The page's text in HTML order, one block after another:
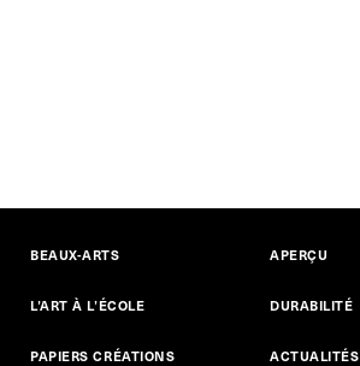
BEAUX-ARTS
L’ART À L’ÉCOLE
PAPIERS CRÉATIONS
APERÇU
DURABILITÉ
ACTUALITÉS